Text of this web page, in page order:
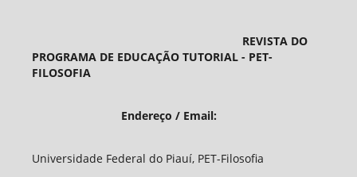
REVISTA DO
PROGRAMA DE EDUCAÇÃO TUTORIAL - PET-
FILOSOFIA
Endereço / Email:
Universidade Federal do Piauí, PET-Filosofia